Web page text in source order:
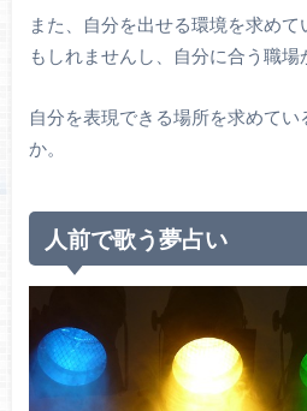
また、自分を出せる環境を求め
もしれませんし、自分に合う職場
自分を表現できる場所を求めてい
か。
人前で歌う夢占い